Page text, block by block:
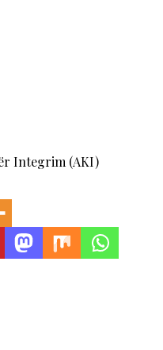
Integrim (AKI)